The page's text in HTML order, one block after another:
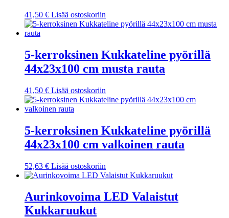
41,50 € Lisää ostoskoriin
5-kerroksinen Kukkateline pyörillä
44x23x100 cm musta rauta
41,50 € Lisää ostoskoriin
5-kerroksinen Kukkateline pyörillä
44x23x100 cm valkoinen rauta
52,63 € Lisää ostoskoriin
Aurinkovoima LED Valaistut
Kukkaruukut